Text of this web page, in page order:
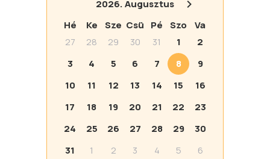
2026.Augusztus
Hé
Ke Sze Csü Pé Szo
Va
27
28 29 30 31 1
2
3
4 5 6 7 8
9
10
11 12 13 14 15
16
17
18 19 20 21 22
23
24
25 26 27 28 29
30
31
1 2 3 4 5 6